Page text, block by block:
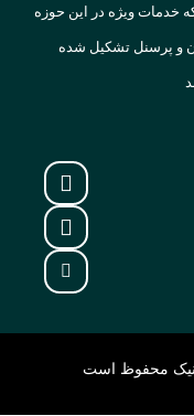
خدمات ویژه در این حوزه
و پرسنل تشکیل شده
محفوظ است